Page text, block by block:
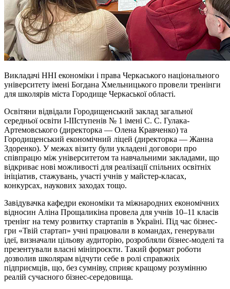
Викладачі ННІ економіки і права Черкаського національного
університету імені Богдана Хмельницького провели тренінги
для школярів міста Городище Черкаської області.
Освітяни відвідали Городищенський заклад загальної
середньої освіти І-ІІІступенів № 1 імені С. С. Гулака-
Артемовського (директорка — Олена Кравченко) та
Городищенський економічний ліцей (директорка — Жанна
Здоренко). У межах візиту були укладені договори про
співпрацю між університетом та навчальними закладами, що
відкриває нові можливості для реалізації спільних освітніх
ініціатив, стажувань, участі учнів у майстер-класах,
конкурсах, наукових заходах тощо.
Завідувачка кафедри економіки та міжнародних економічних
відносин Аліна Прощаликіна провела для учнів 10–11 класів
тренінг на тему розвитку стартапів в Україні. Під час бізнес-
гри «Твій стартап» учні працювали в командах, генерували
ідеї, визначали цільову аудиторію, розробляли бізнес-моделі та
презентували власні мініпроєкти. Такий формат роботи
дозволив школярам відчути себе в ролі справжніх
підприємців, що, без сумніву, сприяє кращому розумінню
реалій сучасного бізнес-середовища.